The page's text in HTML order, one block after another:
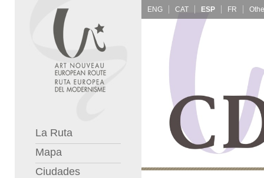
La Ruta
Mapa
Ciudades
ENG CAT ESP FR